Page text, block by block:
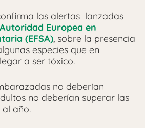
las alertas lanzadas
Europea en
(EFSA), sobre la presencia
especies que en
a ser tóxico.
no deberían
no deberían superar las
año.